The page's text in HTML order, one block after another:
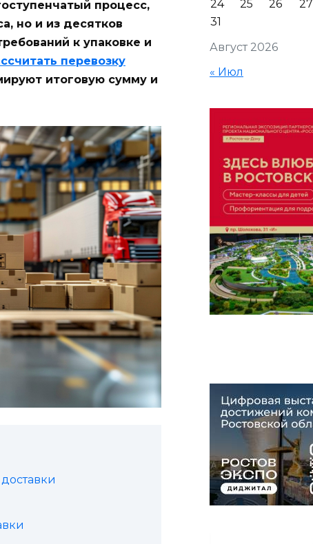
процесс,
но и из десятков
к упаковке и
перевозку
итоговую сумму и
Август 2026
24
25 26 27
31
« Июл